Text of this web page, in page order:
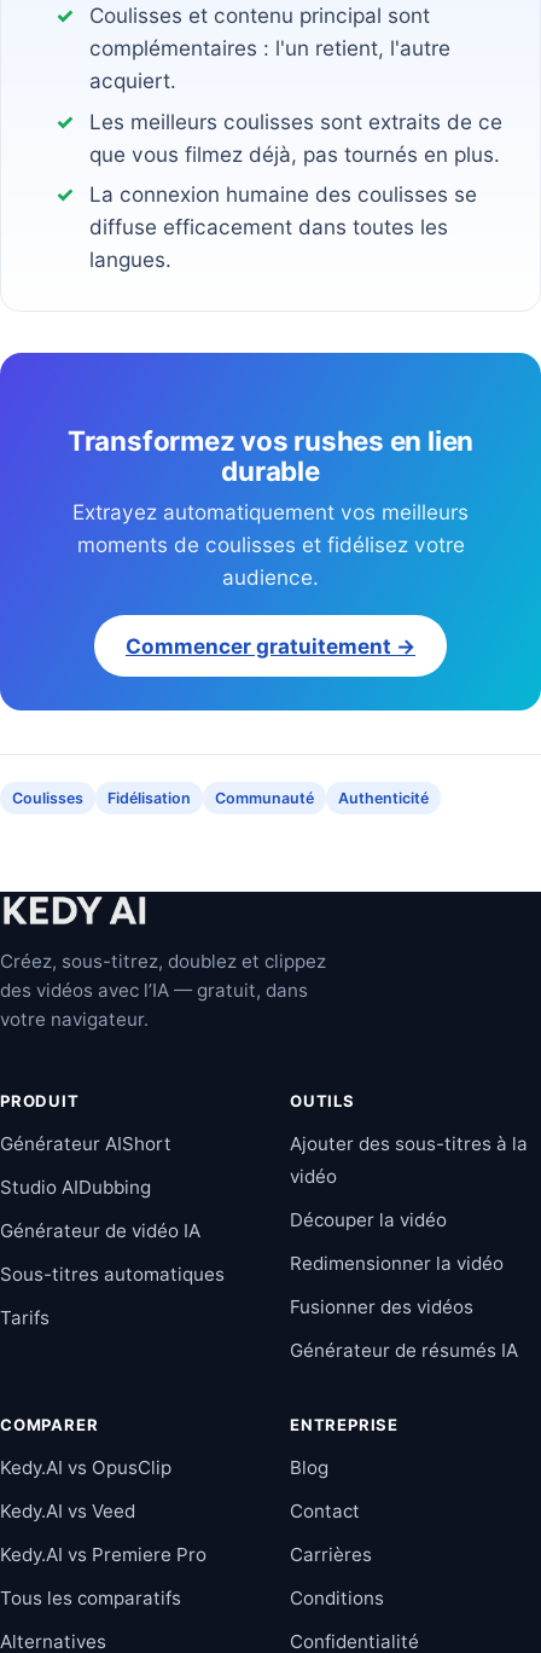
Coulisses et contenu principal sont
complémentaires : l'un retient, l'autre
acquiert.
Les meilleurs coulisses sont extraits de ce
que vous filmez déjà, pas tournés en plus.
La connexion humaine des coulisses se
diffuse efficacement dans toutes les
langues.
Transformez vos rushes en lien
durable
Extrayez automatiquement vos meilleurs
moments de coulisses et fidélisez votre
audience.
Commencer gratuitement →
Coulisses Fidélisation Communauté Authenticité
Créez, sous-titrez, doublez et clippez
des vidéos avec l’IA — gratuit, dans
votre navigateur.
PRODUIT
Générateur AIShort
Studio AIDubbing
Générateur de vidéo IA
Sous-titres automatiques
Tarifs
OUTILS
Ajouter des sous-titres à la
vidéo
Découper la vidéo
Redimensionner la vidéo
Fusionner des vidéos
Générateur de résumés IA
COMPARER
Kedy.AI vs OpusClip
Kedy.AI vs Veed
Kedy.AI vs Premiere Pro
Tous les comparatifs
Alternatives
ENTREPRISE
Blog
Contact
Carrières
Conditions
Confidentialité